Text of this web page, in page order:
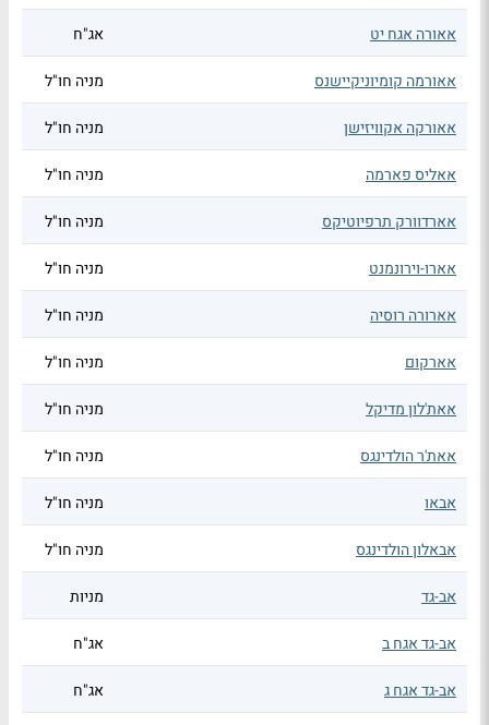
אאורה אגח יט אג"ח
אאורמה קומיוניקיישנס מניה חו"ל
אאורקה אקוויזישן מניה חו"ל
אאליס פארמה מניה חו"ל
אארדוורק תרפיוטיקס מניה חו"ל
אארו-וירונמנט מניה חו"ל
אארורה רוסיה מניה חו"ל
אארקום מניה חו"ל
אאת'לון מדיקל מניה חו"ל
אאת'ר הולדינגס מניה חו"ל
אבאו מניה חו"ל
אבאלון הולדינגס מניה חו"ל
אב-גד מניות
אב-גד אגח ב אג"ח
אב-גד אגח ג אג"ח